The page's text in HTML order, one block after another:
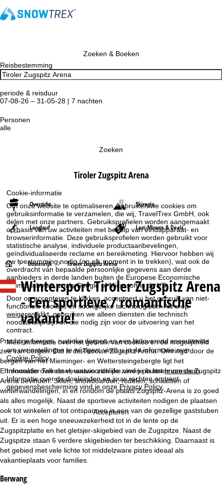
Cookie-informatie
Om onze website te optimaliseren, gebruiken we cookies om
gebruiksinformatie te verzamelen, die wij, TravelTrex GmbH, ook
delen met onze partners. Gebruiksprofielen worden aangemaakt
op basis van uw activiteiten met behulp van eindapparaat- en
browserinformatie. Deze gebruiksprofielen worden gebruikt voor
statistische analyse, individuele productaanbevelingen,
geïndividualiseerde reclame en bereikmeting. Hiervoor hebben wij
uw toestemming nodig (op elk moment in te trekken), wat ook de
overdracht van bepaalde persoonlijke gegevens aan derde
aanbieders in derde landen buiten de Europese Economische
Ruimte inhoudt, zoals Google of Microsoft in de VS.
Door opaccepterente klikken, accepteert u het gebruik van niet-
functionele cookies en soortgelijke technologieën. Als u op
weigerenklikt, gebruiken we alleen diensten die technisch
noodzakelijk zijn en die nodig zijn voor de uitvoering van het
contract.
Meer informatie over het gebruik van cookies en de mogelijkheid
om uw instellingen te wijzigen, vindt u in de informatie over
Cookie-Policy.
Informatie over de verantwoordelijke vind je in hetImpressum.
Informatie over de doeleinden en jouw rechten omtrent
gegevensbescherming vind je onzePrivacy Policy
Accepteren
Zoeken & Boeken
Reisbestemming
periode & reisduur
07-08-26 – 31-05-28 | 7 nachten
Personen
alle
Zoeken
Tiroler Zugspitz Arena
Overzicht Skiregio
Langlauf Last-Minute & Deals
S
t
a
r
t
p
a
g
Oostenrijk Tiroler Zugspitz Arena
Wintersport Tiroler Zugspitz Arena
- Een sportieve / romantische
vakantie!
Prachtige bergen, rustieke dorpen en een betoverend sneeuwwitte
zee van bergen. Dat is de Tiroolse Zugspitz Arena. Omringd door de
bergen van het Mieminger- en Wettersteingebergte ligt het
Ehrenwalder Talkessel, waarin zich de zeven plaatsen van de Zugspitz
Arena bevinden. Skiën, snowboarden, rodelen, schaatsen of
winterwandelingen, in en rondom de plaats Zugspitz-Arena is zo goed
als alles mogelijk. Naast de sportieve activiteiten nodigen de plaatsen
ook tot winkelen of tot ontspannen in een van de gezellige gaststuben
uit. Er is een hoge sneeuwzekerheid tot in de lente op de
Zugspitzplatte en het gletsjer-skigebied van de Zugspitze. Naast de
Zugspitze staan 6 verdere skigebieden ter beschikking. Daarnaast is
het gebied met vele lichte tot middelzware pistes ideaal als
vakantieplaats voor families.
Berwang